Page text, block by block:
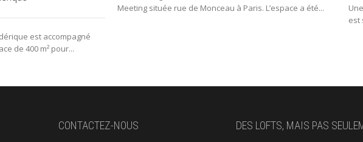
est accompagné
de 400 m² pour...
Meeting située rue de Monceau à Paris. L’espace a été...
est
CONTACTEZ-NOUS DES LOFTS, MAIS PAS